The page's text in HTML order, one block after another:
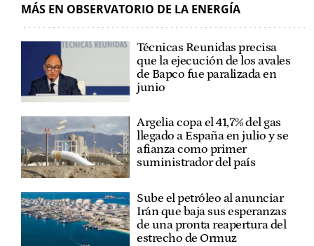
MÁS EN OBSERVATORIO DE LA ENERGÍA
Técnicas Reunidas precisa
que la ejecución de los avales
de Bapco fue paralizada en
junio
Argelia copa el 41,7% del gas
llegado a España en julio y se
afianza como primer
suministrador del país
Sube el petróleo al anunciar
Irán que baja sus esperanzas
de una pronta reapertura del
estrecho de Ormuz